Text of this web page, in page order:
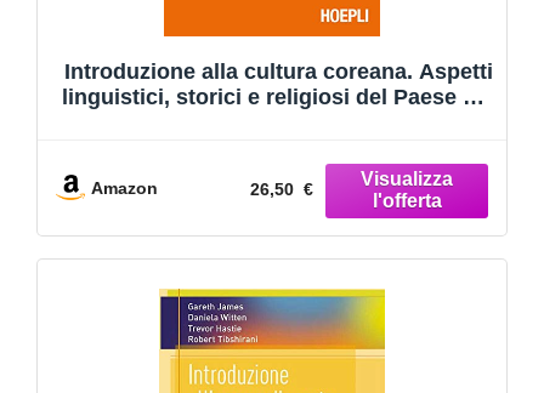
Introduzione alla cultura coreana. Aspetti
linguistici, storici e religiosi del Paese del
Amazon 26,50 €